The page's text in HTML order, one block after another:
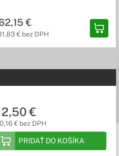
nebolo nikdy
s kolegami vďaka
€
€ bez DPH
€
€ bez DPH
PRIDAŤ DO KOŠÍKA